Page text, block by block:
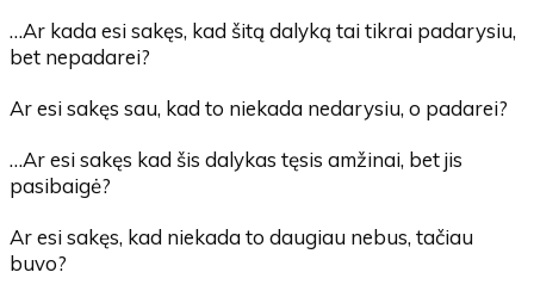
…Ar kada esi sakęs, kad šitą dalyką tai tikrai padarysiu,
bet nepadarei?
Ar esi sakęs sau, kad to niekada nedarysiu, o padarei?
…Ar esi sakęs kad šis dalykas tęsis amžinai, bet jis
pasibaigė?
Ar esi sakęs, kad niekada to daugiau nebus, tačiau
buvo?